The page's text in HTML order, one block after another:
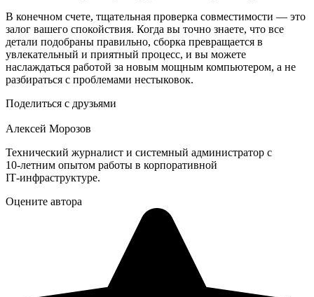
В конечном счете, тщательная проверка совместимости — это
залог вашего спокойствия. Когда вы точно знаете, что все
детали подобраны правильно, сборка превращается в
увлекательный и приятный процесс, и вы можете
наслаждаться работой за новым мощным компьютером, а не
разбираться с проблемами нестыковок.
Поделиться с друзьями
Алексей Морозов
Технический журналист и системный администратор с
10‑летним опытом работы в корпоративной
IT‑инфраструктуре.
Оцените автора